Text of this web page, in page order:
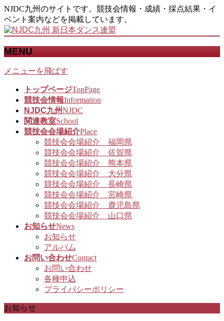
NJDC九州のサイトです。競技会情報・成績・採点結果・イ
ベント案内などを掲載しています。
MENU
メニューを飛ばす
トップページTopPage
競技会情報Information
NJDC九州NJDC
関連教室School
競技会会場紹介Place
競技会会場紹介 福岡県
競技会会場紹介 佐賀県
競技会会場紹介 熊本県
競技会会場紹介 大分県
競技会会場紹介 長崎県
競技会会場紹介 宮崎県
競技会会場紹介 鹿児島県
競技会会場紹介 山口県
お知らせNews
お知らせ
アルバム
お問い合わせContact
お問い合わせ
各種申込
プライバシーポリシー
お知らせ